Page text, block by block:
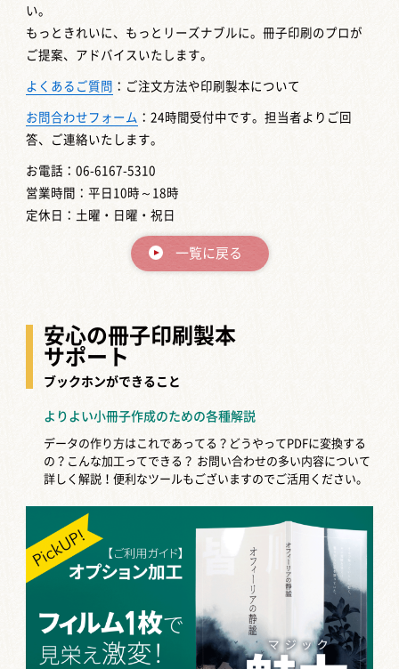
い。
もっときれいに、もっとリーズナブルに。冊子印刷のプロが
ご提案、アドバイスいたします。
よくあるご質問 ：ご注文方法や印刷製本について
お問合わせフォーム ：24時間受付中です。担当者よりご回
答、ご連絡いたします。
お電話：06-6167-5310
営業時間：平日10時～18時
定休日：土曜・日曜・祝日
一覧に戻る
安心の冊子印刷製本
サポート
ブックホンができること
よりよい小冊子作成のための各種解説
データの作り方はこれであってる？どうやってPDFに変換する
の？こんな加工ってできる？ お問い合わせの多い内容について
詳しく解説！便利なツールもございますのでご活用ください。